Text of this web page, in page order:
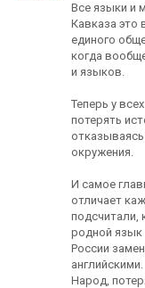
Все языки и
Кавказа это
единого
когда
и языков.
Теперь у
потерять
окружения.
И самое
отличает
подсчитали,
родной язык
России
английскими.
Народ,